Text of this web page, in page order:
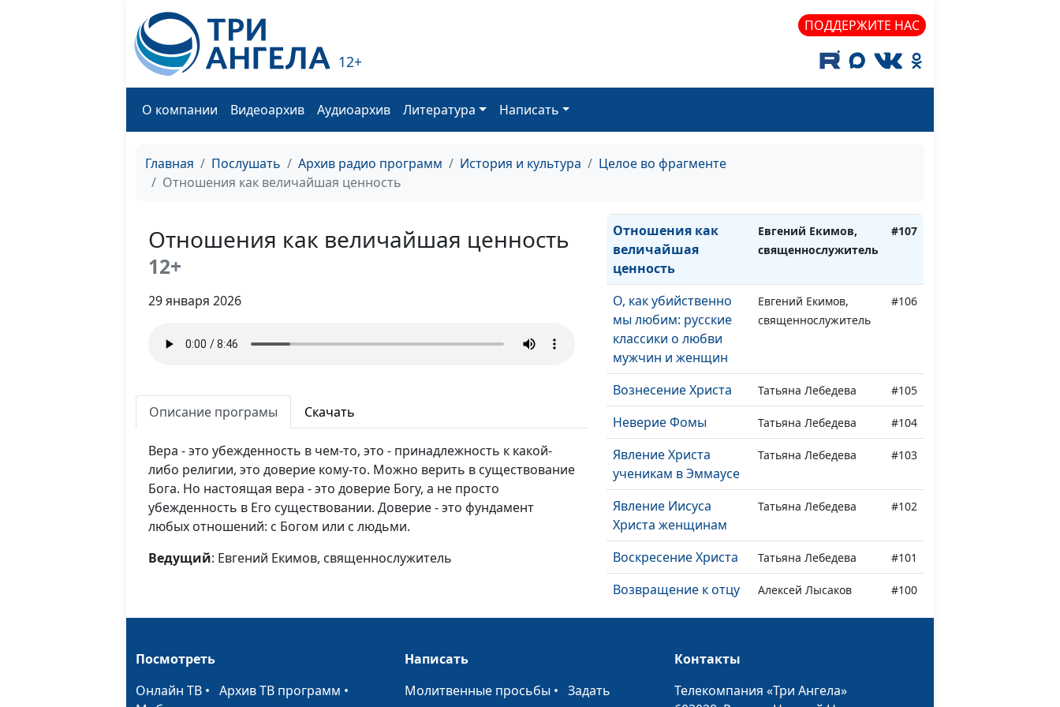
12+
ПОДДЕРЖИТЕ НАС
О компании Видеоархив Аудиоархив Литература Написать
Главная Послушать Архив радио программ История и культура
Целое во фрагменте
Отношения как величайшая ценность
Отношения как величайшая ценность
12+
29 января 2026
Описание програмы Скачать
Вера - это убежденность в чем-то, это - принадлежность к какой-
либо религии, это доверие кому-то. Можно верить в существование
Бога. Но настоящая вера - это доверие Богу, а не просто
убежденность в Его существовании. Доверие - это фундамент
любых отношений: с Богом или с людьми.
Ведущий: Евгений Екимов, священнослужитель
Евгений Екимов,
#111
Господь — Владыка
Евгений Екимов,
#109
Отношения как
величайшая
ценность
Евгений Екимов,
священнослужитель
#107
О, как убийственно
мы любим: русские
классики о любви
мужчин и женщин
Евгений Екимов,
священнослужитель
#106
Вознесение Христа Татьяна Лебедева #105
Неверие Фомы Татьяна Лебедева #104
Явление Христа
ученикам в Эммаусе
Татьяна Лебедева #103
Явление Иисуса
Христа женщинам
Татьяна Лебедева #102
Воскресение Христа Татьяна Лебедева #101
Возвращение к отцу Алексей Лысаков #100
Герои веры Алексей Лысаков #99
Божья любовь в
Посмотреть
Онлайн ТВ • Архив ТВ программ •
Написать
Молитвенные просьбы •Задать
Контакты
Телекомпания «Три Ангела»